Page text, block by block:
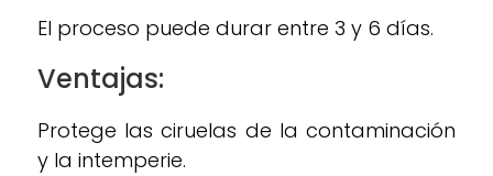
El proceso puede durar entre 3 y 6 días.
Ventajas:
Protege las ciruelas de la contaminación
y la intemperie.